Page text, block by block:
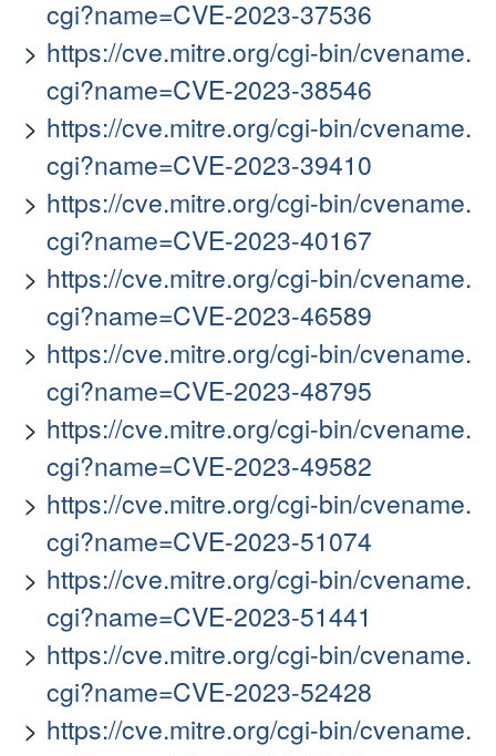
cgi?name=CVE-2023-37536
https://cve.mitre.org/cgi-bin/cvename.
cgi?name=CVE-2023-38546
https://cve.mitre.org/cgi-bin/cvename.
cgi?name=CVE-2023-39410
https://cve.mitre.org/cgi-bin/cvename.
cgi?name=CVE-2023-40167
https://cve.mitre.org/cgi-bin/cvename.
cgi?name=CVE-2023-46589
https://cve.mitre.org/cgi-bin/cvename.
cgi?name=CVE-2023-48795
https://cve.mitre.org/cgi-bin/cvename.
cgi?name=CVE-2023-49582
https://cve.mitre.org/cgi-bin/cvename.
cgi?name=CVE-2023-51074
https://cve.mitre.org/cgi-bin/cvename.
cgi?name=CVE-2023-51441
https://cve.mitre.org/cgi-bin/cvename.
cgi?name=CVE-2023-52428
https://cve.mitre.org/cgi-bin/cvename.